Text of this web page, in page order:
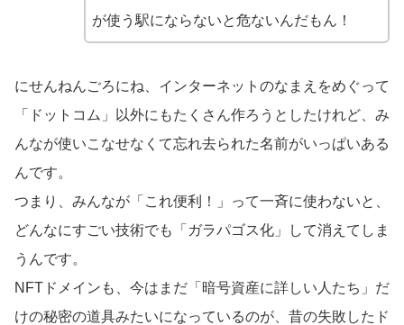
が使う駅にならないと危ないんだもん！
にせんねんごろにね、インターネットのなまえをめぐって
「ドットコム」以外にもたくさん作ろうとしたけれど、み
んなが使いこなせなくて忘れ去られた名前がいっぱいある
んです。
つまり、みんなが「これ便利！」って一斉に使わないと、
どんなにすごい技術でも「ガラパゴス化」して消えてしま
うんです。
NFTドメインも、今はまだ「暗号資産に詳しい人たち」だ
けの秘密の道具みたいになっているのが、昔の失敗したド